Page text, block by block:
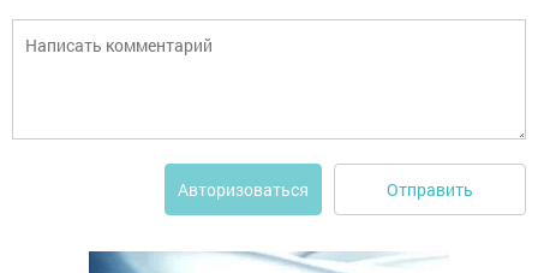
Авторизоваться Отправить